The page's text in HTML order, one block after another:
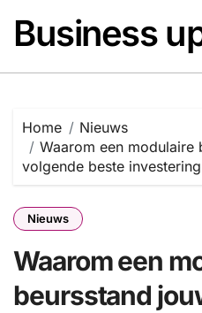
inhoud
Business
Home
Nieuws
Waarom een modulaire
volgende beste
Nieuws
Waarom een
beursstand